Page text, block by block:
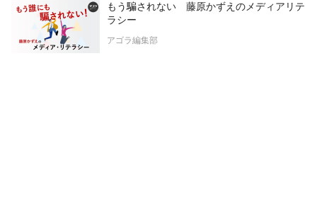
もう騙されない 藤原かずえのメディアリテ
ラシー
アゴラ編集部